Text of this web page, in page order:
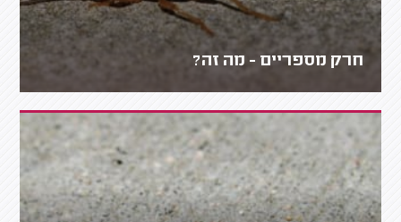
חרק מספריים - מה זה?